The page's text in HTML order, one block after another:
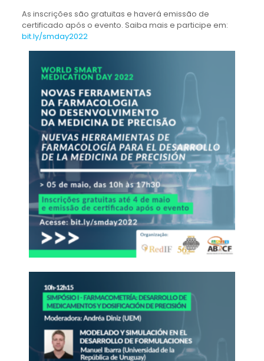
As inscrições são gratuitas e haverá emissão de
certificado após o evento. Saiba mais e participe em:
bit.ly/smday2022